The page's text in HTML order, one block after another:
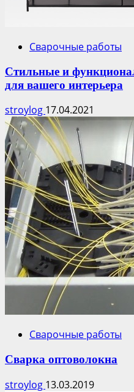
Сварочные работы
Стильные и
для вашего интерьера
stroylog 17.04.2021
Сварочные работы
Сварка оптоволокна
stroylog 13.03.2019